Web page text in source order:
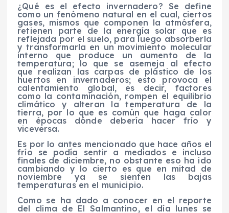
¿Qué es el efecto invernadero? Se define
como un fenómeno natural en el cual, ciertos
gases, mismos que componen la atmósfera,
retienen parte de la energía solar que es
reflejada por el suelo, para luego absorberla
y transformarla en un movimiento molecular
interno que produce un aumento de la
temperatura; lo que se asemeja al efecto
que realizan las carpas de plástico de los
huertos en invernaderos; esto provoca el
calentamiento global, es decir, factores
como la contaminación, rompen el equilibrio
climático y alteran la temperatura de la
tierra, por lo que es común que haga calor
en épocas dónde debería hacer frío y
viceversa.
Es por lo antes mencionado que hace años el
frío se podía sentir a mediados e incluso
finales de diciembre, no obstante eso ha ido
cambiando y lo cierto es que en mitad de
noviembre ya se sienten las bajas
temperaturas en el municipio.
Como se ha dado a conocer en el reporte
del clima de El Salmantino, el día lunes se